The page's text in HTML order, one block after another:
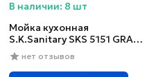
В наличии: 8 шт
Мойка кухонная
S.K.Sanitary SKS 5151 GRAFIT
с сифоном
нет отзывов